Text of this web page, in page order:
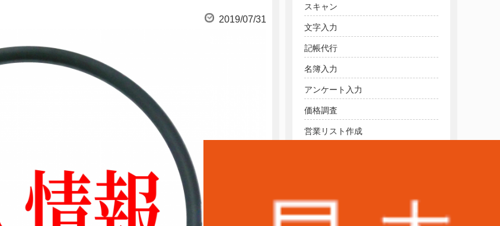
2019/07/31
スキャン
文字入力
記帳代行
名簿入力
アンケート入力
価格調査
営業リスト作成